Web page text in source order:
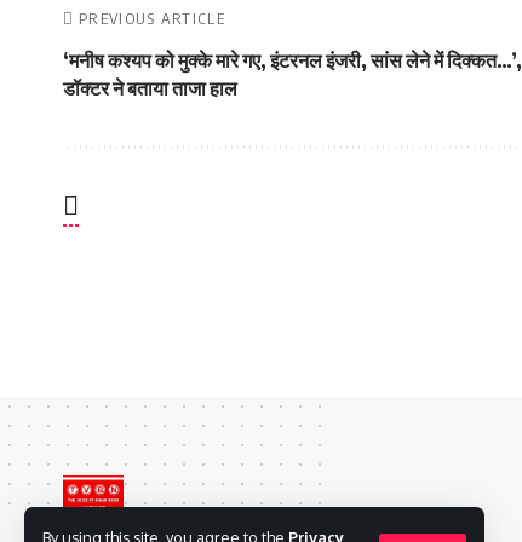
By using this site, you agree to the Privacy
PREVIOUS ARTICLE
‘मनीष कश्यप को मुक्के मारे गए, इंटरनल इंजरी, सांस लेने में दिक्कत…’,
डॉक्टर ने बताया ताजा हाल